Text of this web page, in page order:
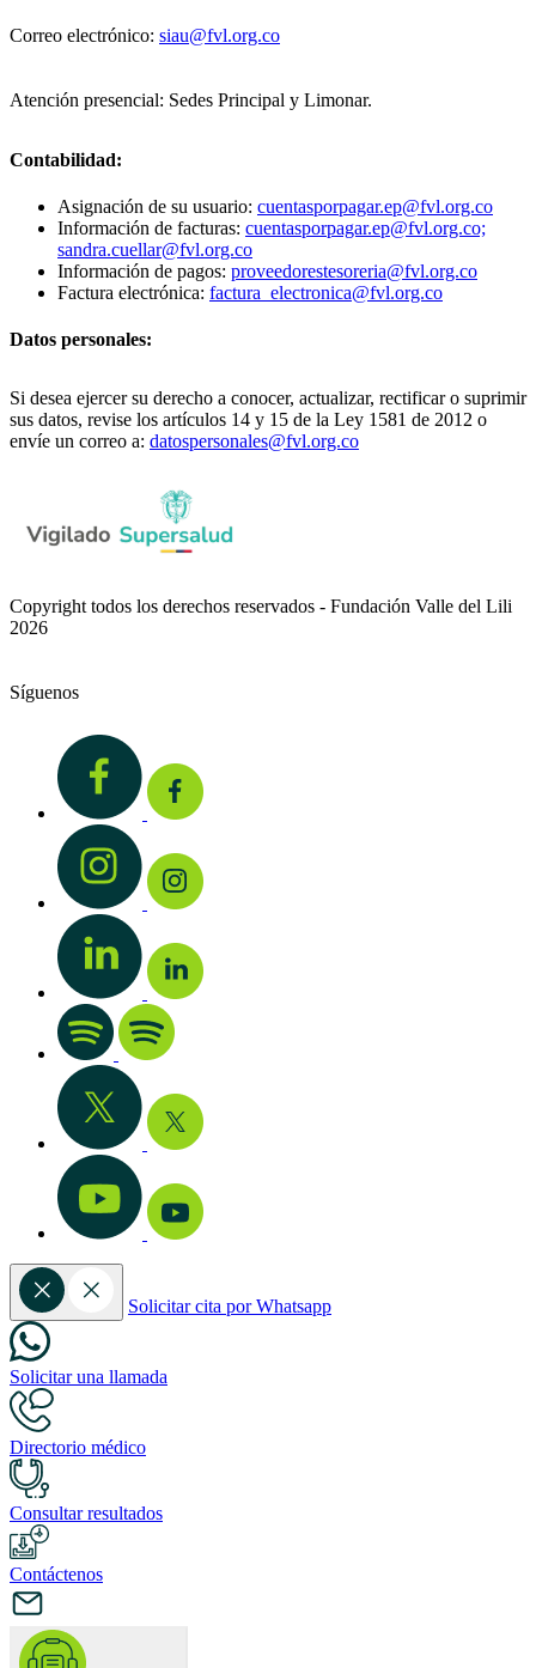
Correo electrónico: siau@fvl.org.co
Atención presencial: Sedes Principal y Limonar.
Contabilidad:
Asignación de su usuario: cuentasporpagar.ep@fvl.org.co
Información de facturas: cuentasporpagar.ep@fvl.org.co;
sandra.cuellar@fvl.org.co
Información de pagos: proveedorestesoreria@fvl.org.co
Factura electrónica: factura_electronica@fvl.org.co
Datos personales:
Si desea ejercer su derecho a conocer, actualizar, rectificar o suprimir
sus datos, revise los artículos 14 y 15 de la Ley 1581 de 2012 o
envíe un correo a: datospersonales@fvl.org.co
Copyright todos los derechos reservados - Fundación Valle del Lili
2026
Síguenos
Solicitar cita por Whatsapp
Solicitar una llamada
Directorio médico
Consultar resultados
Contáctenos